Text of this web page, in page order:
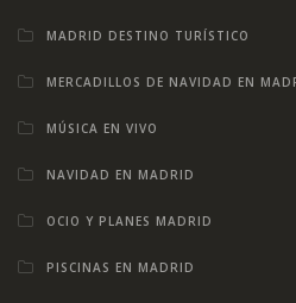
MADRID DESTINO TURÍSTICO
MERCADILLOS DE NAVIDAD EN
MÚSICA EN VIVO
NAVIDAD EN MADRID
OCIO Y PLANES MADRID
PISCINAS EN MADRID